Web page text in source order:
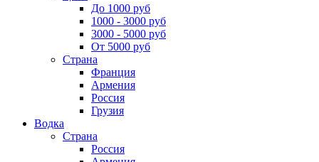
До 1000 руб
1000 - 3000 руб
3000 - 5000 руб
От 5000 руб
Страна
Франция
Армения
Россия
Грузия
Водка
Страна
Россия